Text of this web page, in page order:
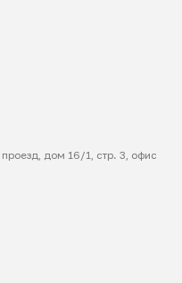
дом 16/1, стр. 3, офис